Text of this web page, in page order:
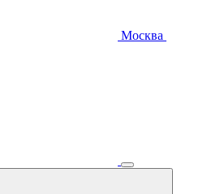
Москва